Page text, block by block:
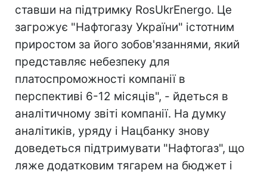
ставши на підтримку RosUkrEnergo. Це
загрожує "Нафтогазу України" істотним
приростом за його зобов'язаннями, який
представляє небезпеку для
платоспроможності компанії в
перспективі 6-12 місяців", - йдеться в
аналітичному звіті компанії. На думку
аналітиків, уряду і Нацбанку знову
доведеться підтримувати "Нафтогаз", що
ляже додатковим тягарем на бюджет і